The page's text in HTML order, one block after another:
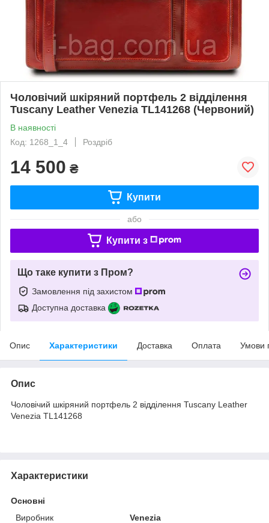
Чоловічий шкіряний портфель 2 відділення
Tuscany Leather Venezia TL141268 (Червоний)
В наявності
Код: 1268_1_4
Роздріб
14 500 ₴
Купити
або
Купити з
Що таке купити з Пром?
Замовлення під захистом
Доступна доставка
Опис Характеристики Доставка Оплата Умови
Опис
Чоловічий шкіряний портфель 2 відділення Tuscany Leather
Venezia TL141268
Характеристики
Основні
Виробник
Venezia